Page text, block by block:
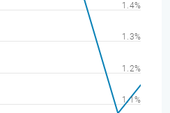
1.1%
1.2%
1.3%
1.4%